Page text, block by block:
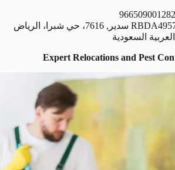
RBDA4957, 4957 سدير, 7616، حي شبرا، الرياض